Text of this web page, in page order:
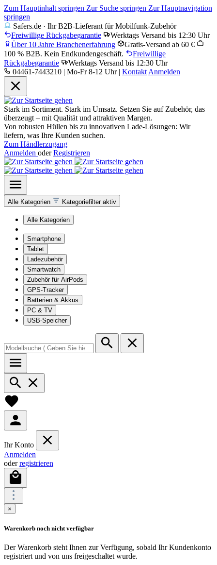
Zum Hauptinhalt springen Zur Suche springen Zur Hauptnavigation
springen
Safers.de · Ihr B2B-Lieferant für Mobilfunk-Zubehör
Freiwillige Rückgabegarantie
Werktags Versand bis 12:30 Uhr
Über 10 Jahre Branchenerfahrung
Gratis-Versand ab 60 €
100 % B2B. Kein Endkundengeschäft.
Freiwillige
Rückgabegarantie
Werktags Versand bis 12:30 Uhr
04461-7443210 | Mo-Fr 8-12 Uhr | Kontakt Anmelden
Stark im Sortiment. Stark im Umsatz. Setzen Sie auf Zubehör, das
überzeugt – mit Qualität und attraktiven Margen.
Von robusten Hüllen bis zu innovativen Lade-Lösungen: Wir
liefern, was Ihre Kunden suchen.
Zum Händlerzugang
Anmelden oder Registrieren
Alle Kategorien Kategoriefilter aktiv
Alle Kategorien
Smartphone
Tablet
Ladezubehör
Smartwatch
Zubehör für AirPods
GPS-Tracker
Batterien & Akkus
PC & TV
USB-Speicher
Ihr Konto
Anmelden
oderregistrieren
×
Warenkorb noch nicht verfügbar
Der Warenkorb steht Ihnen zur Verfügung, sobald Ihr Kundenkonto
registriert und von uns freigeschaltet wurde.